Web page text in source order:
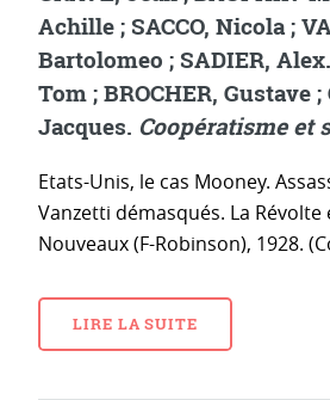
Achille ; SACCO, Nicola ;
Bartolomeo ; SADIER,
Tom ; BROCHER, Gustave ;
Jacques. Coopératisme et
Etats-Unis, le cas Mooney.
Vanzetti démasqués. La Révolte
Nouveaux (F-Robinson), 1928.
LIRE LA SUITE